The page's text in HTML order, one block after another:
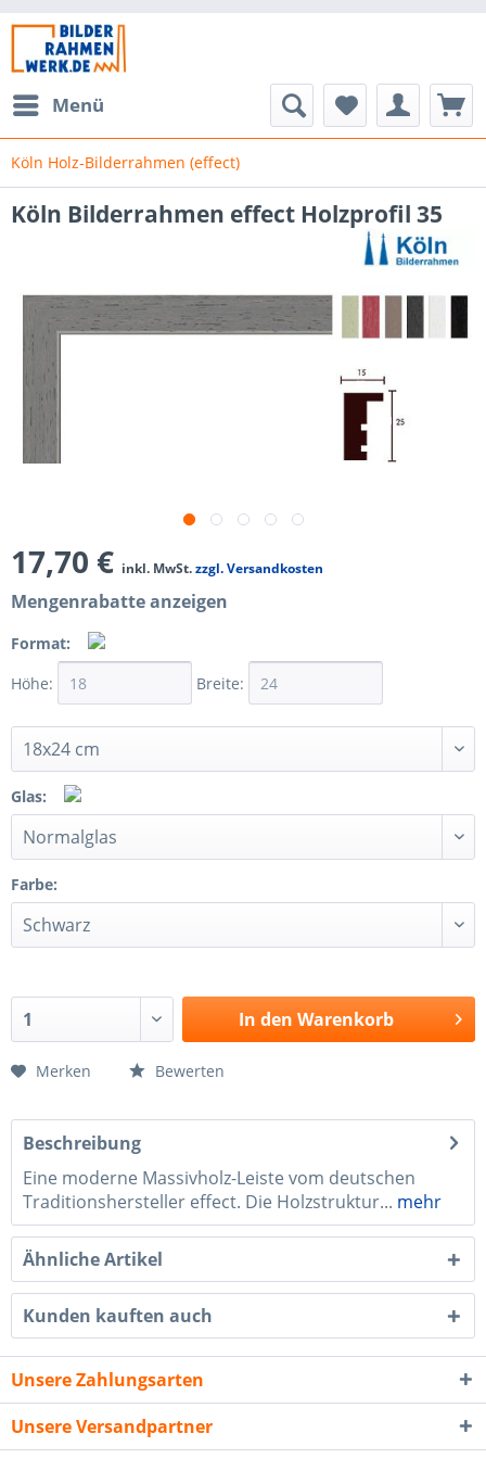
Menü
Köln Holz-Bilderrahmen (effect)
Köln Bilderrahmen effect Holzprofil 35
17,70 € inkl. MwSt.zzgl. Versandkosten
Mengenrabatte anzeigen
Format:
Höhe:
Breite:
Glas:
Farbe:
In den Warenkorb
Merken Bewerten
Beschreibung
Eine moderne Massivholz-Leiste vom deutschen
Traditionshersteller effect. Die Holzstruktur... mehr
Ähnliche Artikel
Kunden kauften auch
Unsere Zahlungsarten
Unsere Versandpartner